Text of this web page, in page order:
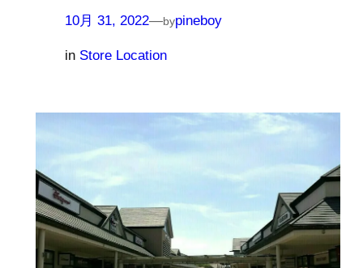
10月 31, 2022—bypineboy
in Store Location